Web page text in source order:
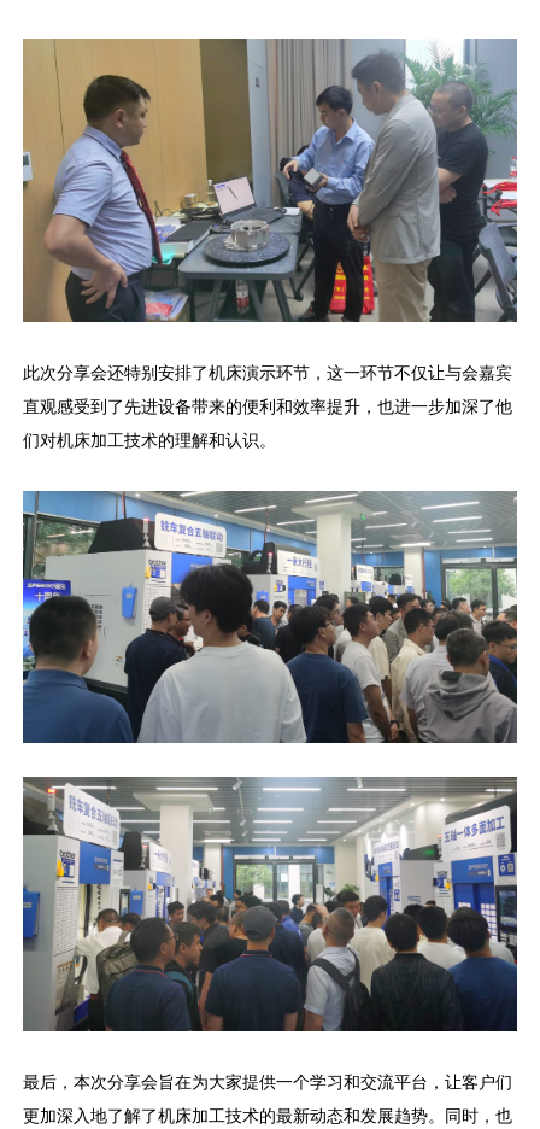
此次分享会还特别安排了机床演示环节，这一环节不仅让与会嘉宾
直观感受到了先进设备带来的便利和效率提升，也进一步加深了他
们对机床加工技术的理解和认识。
最后，本次分享会旨在为大家提供一个学习和交流平台，让客户们
更加深入地了解了机床加工技术的最新动态和发展趋势。同时，也